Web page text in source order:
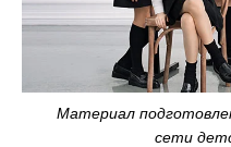
Джинсы
Футболки, топы,
Спортивные костюмы
Варежки, перчатки
Джинсы
Футболки, лонгсливы
Спортивные костюмы
Спортивная одежда
Другое
Материал
сети